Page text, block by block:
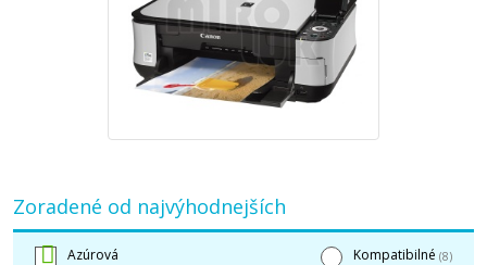
Zoradené od najvýhodnejších
Azúrová
Kompatibilné (8)